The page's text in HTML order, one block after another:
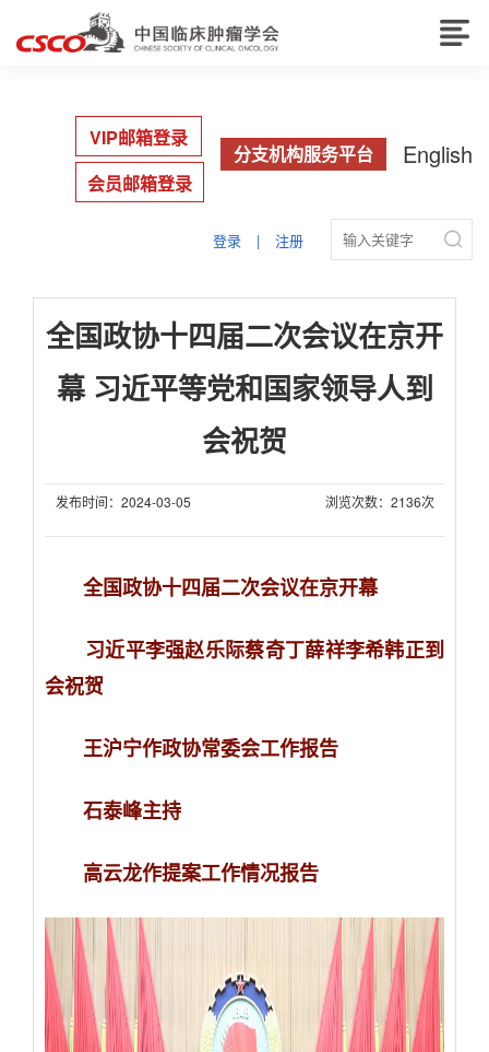
English
分支机构服务平台
VIP邮箱登录
会员邮箱登录

登录 | 注册
全国政协十四届二次会议在京开
幕 习近平等党和国家领导人到
会祝贺
发布时间：2024-03-05 浏览次数：2136次
全国政协十四届二次会议在京开幕
习近平李强赵乐际蔡奇丁薛祥李希韩正到
会祝贺
王沪宁作政协常委会工作报告
石泰峰主持
高云龙作提案工作情况报告